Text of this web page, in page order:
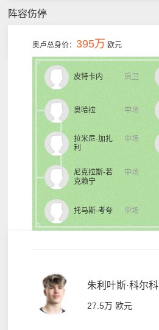
阵容伤停
奥卢总身价： 395万 欧元
后卫
皮特卡内
中场
奥哈拉
中场
拉米尼·加扎
利
中场
尼克拉斯-若
克赖宁
中场
托马斯-考夸
朱利叶斯·科尔科
27.5万 欧元